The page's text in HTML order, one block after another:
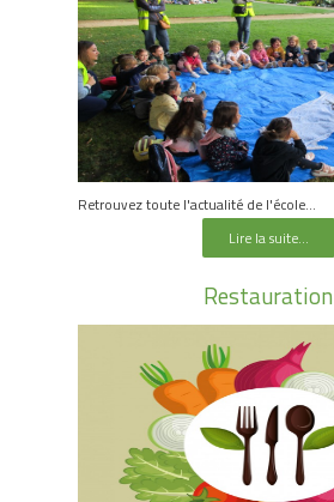
Retrouvez toute l'actualité de l'école...
Lire la suite...
Restauration